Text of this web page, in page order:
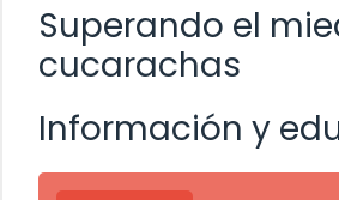
Superando el
cucarachas
Información y